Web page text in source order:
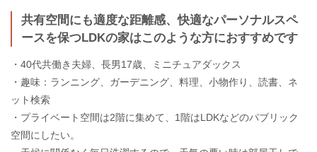
共有空間にも適度な距離感、快適なパーソナルスペ
ースを保つLDKの家はこのような方におすすめです
・40代共働き夫婦、長男17歳、ミニチュアダックス
・趣味：ランニング、ガーデニング、料理、小物作り、読書、ネ
ット検索
・プライベート空間は2階に集めて、1階はLDKなどのパブリック
空間にしたい。